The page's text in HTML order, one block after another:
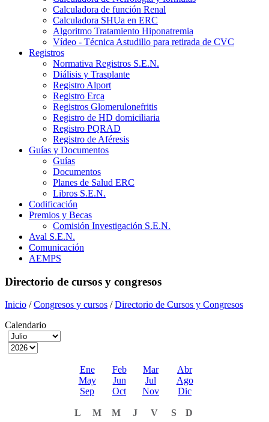
Calculadora de función Renal
Calculadora SHUa en ERC
Algoritmo Tratamiento Hiponatremia
Vídeo - Técnica Astudillo para retirada de CVC
Registros
Normativa Registros S.E.N.
Diálisis y Trasplante
Registro Alport
Registro Erca
Registros Glomerulonefritis
Registro de HD domiciliaria
Registro PQRAD
Registro de Aféresis
Guías y Documentos
Guías
Documentos
Planes de Salud ERC
Libros S.E.N.
Codificación
Premios y Becas
Comisión Investigación S.E.N.
Aval S.E.N.
Comunicación
AEMPS
Directorio de cursos y congresos
Inicio /Congresos y cursos /Directorio de Cursos y Congresos
Calendario
Ene Feb Mar
Abr
May
Jun Jul
Ago
Sep
Oct Nov Dic
L M M J V S
D